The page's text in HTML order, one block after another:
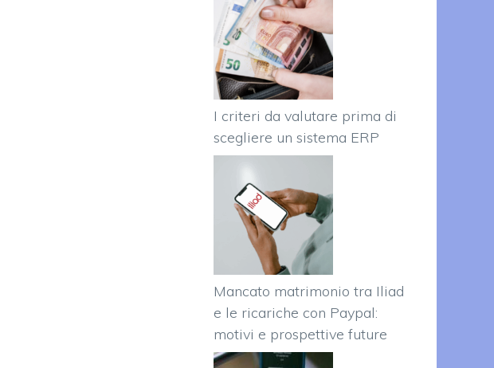
I criteri da valutare prima di
scegliere un sistema ERP
Mancato matrimonio tra Iliad
e le ricariche con Paypal:
motivi e prospettive future